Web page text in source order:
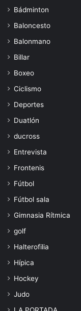
Bádminton
Baloncesto
Balonmano
Billar
Boxeo
Ciclismo
Deportes
Duatlón
ducross
Entrevista
Frontenis
Fútbol
Fútbol sala
Gimnasia Rítmica
golf
Halterofilia
Hípica
Hockey
Judo